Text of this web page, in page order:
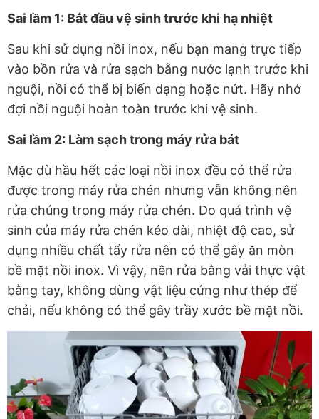
Sai lầm 1: Bắt đầu vệ sinh trước khi hạ nhiệt
Sau khi sử dụng nồi inox, nếu bạn mang trực tiếp
vào bồn rửa và rửa sạch bằng nước lạnh trước khi
nguội, nồi có thể bị biến dạng hoặc nứt. Hãy nhớ
đợi nồi nguội hoàn toàn trước khi vệ sinh.
Sai lầm 2: Làm sạch trong máy rửa bát
Mặc dù hầu hết các loại nồi inox đều có thể rửa
được trong máy rửa chén nhưng vẫn không nên
rửa chúng trong máy rửa chén. Do quá trình vệ
sinh của máy rửa chén kéo dài, nhiệt độ cao, sử
dụng nhiều chất tẩy rửa nên có thể gây ăn mòn
bề mặt nồi inox. Vì vậy, nên rửa bằng vải thực vật
bằng tay, không dùng vật liệu cứng như thép để
chải, nếu không có thể gây trầy xước bề mặt nồi.